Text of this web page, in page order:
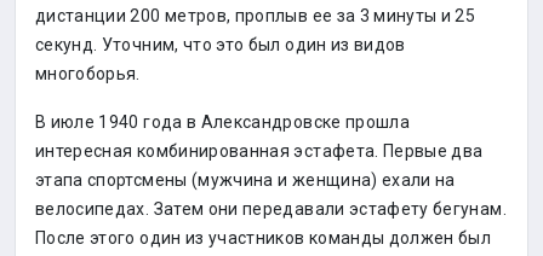
дистанции 200 метров, проплыв ее за 3 минуты и 25
секунд. Уточним, что это был один из видов
многоборья.
В июле 1940 года в Александровске прошла
интересная комбинированная эстафета. Первые два
этапа спортсмены (мужчина и женщина) ехали на
велосипедах. Затем они передавали эстафету бегунам.
После этого один из участников команды должен был